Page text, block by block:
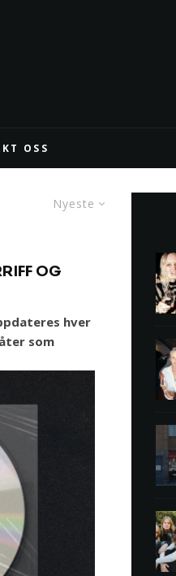
OSS
Nyeste
OG
hver
som